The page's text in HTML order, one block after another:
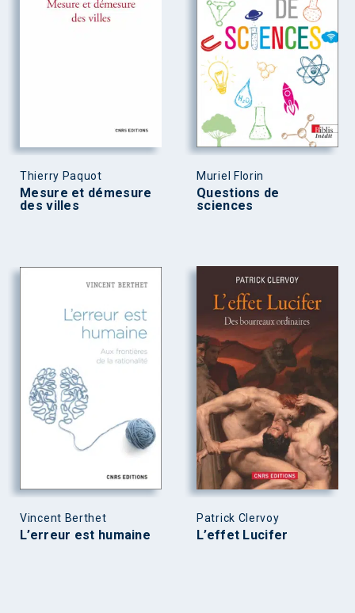
Thierry Paquot
Mesure et démesure
des villes
Muriel Florin
Questions de
sciences
Vincent Berthet
L’erreur est humaine
Patrick Clervoy
L’effet Lucifer